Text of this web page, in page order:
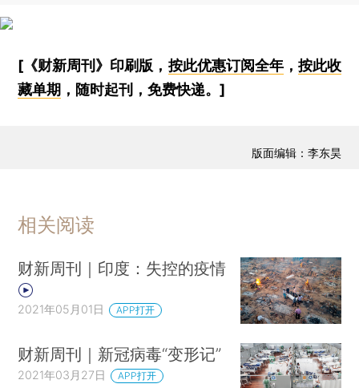
[《财新周刊》印刷版， 按此优惠订阅全年， 按此收
藏单期 ，随时起刊，免费快递。]
版面编辑：李东昊
相关阅读
财新周刊｜印度：失控的疫情
2021年05月01日 APP打开
财新周刊｜新冠病毒“变形记”
2021年03月27日 APP打开